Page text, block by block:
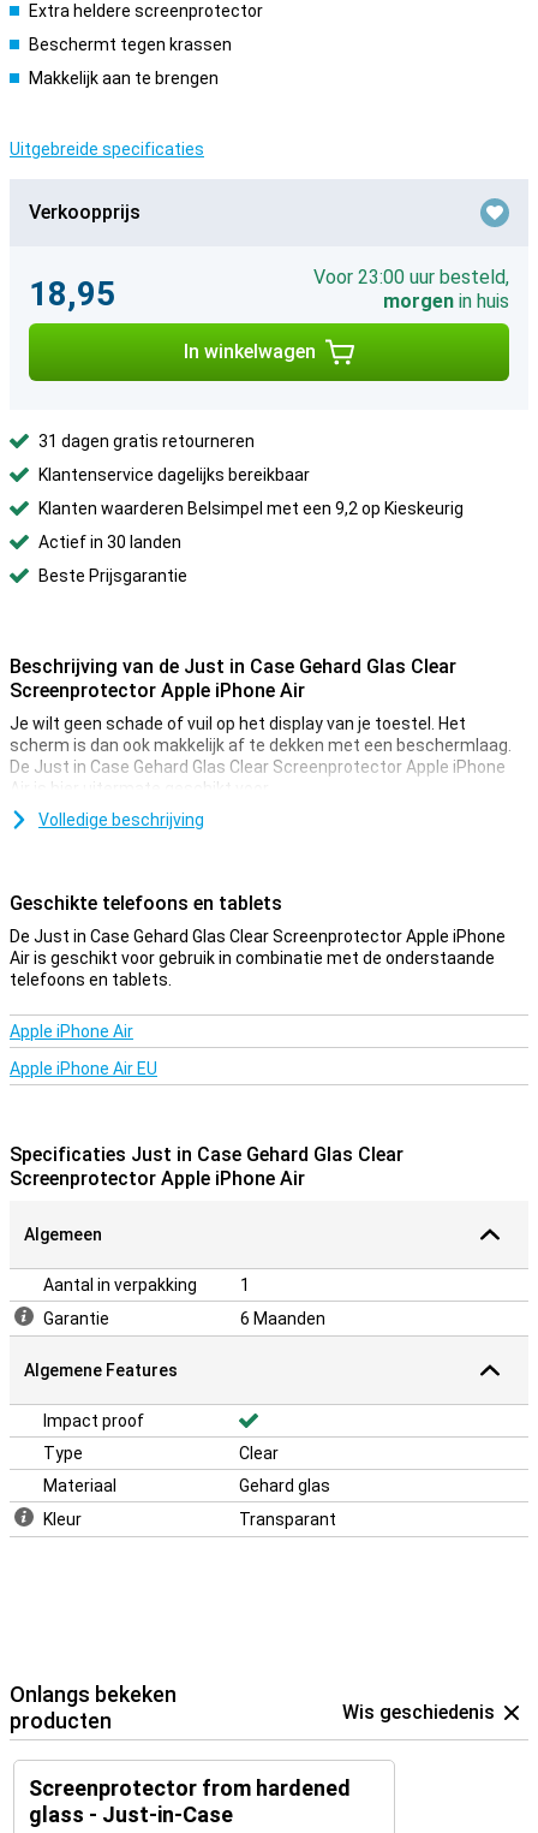
Extra heldere screenprotector
Beschermt tegen krassen
Makkelijk aan te brengen
Uitgebreide specificaties
Verkoopprijs
18,95
Voor 23:00 uur besteld,
morgen in huis
In winkelwagen
31 dagen gratis retourneren
Klantenservice dagelijks bereikbaar
Klanten waarderen Belsimpel met een 9,2 op Kieskeurig
Actief in 30 landen
Beste Prijsgarantie
Beschrijving van de Just in Case Gehard Glas Clear
Screenprotector Apple iPhone Air
Je wilt geen schade of vuil op het display van je toestel. Het
scherm is dan ook makkelijk af te dekken met een beschermlaag.
De Just in Case Gehard Glas Clear Screenprotector Apple iPhone
Air is hier uitermate geschikt voor.
Dankzij deze screenprotector, die is gemaakt van gehard glas,
Beschermlaag die niet in de weg zit
Zoek je bescherming voor het display van je Apple iPhone Air? Dan
is deze clear screenprotector een goede optie. De beschermlaag
voorwerpen. Zo voorkom je krassen in het scherm.
Volledige beschrijving
Geschikte telefoons en tablets
De Just in Case Gehard Glas Clear Screenprotector Apple iPhone
Air is geschikt voor gebruik in combinatie met de onderstaande
telefoons en tablets.
Apple iPhone Air
Apple iPhone Air EU
Specificaties Just in Case Gehard Glas Clear
Screenprotector Apple iPhone Air
Algemeen
Aantal in verpakking
1
Garantie
6 Maanden
Algemene Features
Impact proof
Type
Clear
Materiaal
Gehard glas
Kleur
Transparant
Onlangs bekeken
producten
Wis geschiedenis
Screenprotector from hardened
glass - Just-in-Case